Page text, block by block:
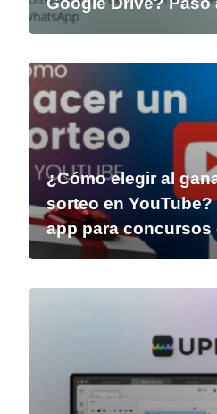
¿Cómo elegir al
sorteo en
app para concursos